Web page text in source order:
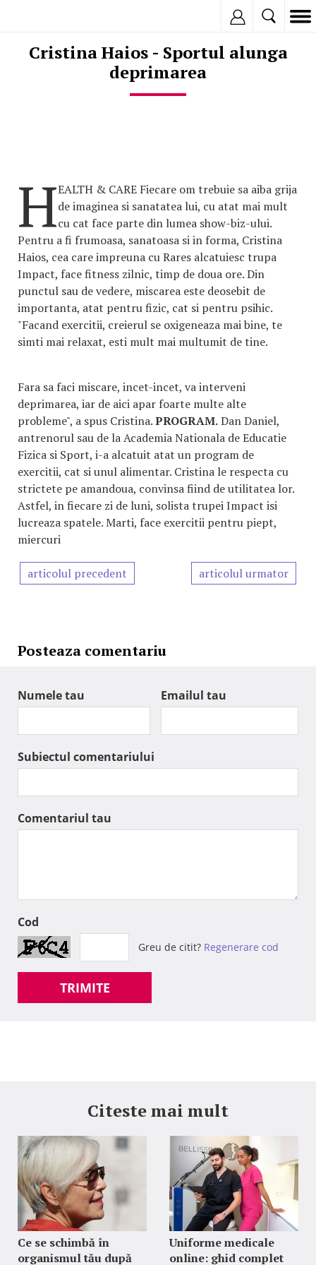
Cristina Haios - Sportul alunga
deprimarea
HEALTH & CARE Fiecare om trebuie sa aiba grija
de imaginea si sanatatea lui, cu atat mai mult
cu cat face parte din lumea show-biz-ului.
Pentru a fi frumoasa, sanatoasa si in forma, Cristina
Haios, cea care impreuna cu Rares alcatuiesc trupa
Impact, face fitness zilnic, timp de doua ore. Din
punctul sau de vedere, miscarea este deosebit de
importanta, atat pentru fizic, cat si pentru psihic.
"Facand exercitii, creierul se oxigeneaza mai bine, te
simti mai relaxat, esti mult mai multumit de tine.
Fara sa faci miscare, incet-incet, va interveni
deprimarea, iar de aici apar foarte multe alte
probleme", a spus Cristina.PROGRAM.Dan Daniel,
antrenorul sau de la Academia Nationala de Educatie
Fizica si Sport, i-a alcatuit atat un program de
exercitii, cat si unul alimentar. Cristina le respecta cu
strictete pe amandoua, convinsa fiind de utilitatea lor.
Astfel, in fiecare zi de luni, solista trupei Impact isi
lucreaza spatele. Marti, face exercitii pentru piept,
miercuri
articolul precedent articolul urmator
Posteaza comentariu
Numele tau Emailul tau
Subiectul comentariului
Comentariul tau
Cod
Greu de citit? Regenerare cod
TRIMITE
Citeste mai mult
Ce se schimbă în
organismul tău după
Uniforme medicale
online: ghid complet